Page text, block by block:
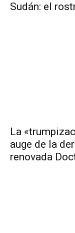
Sudán: el
La
auge de la
renovada